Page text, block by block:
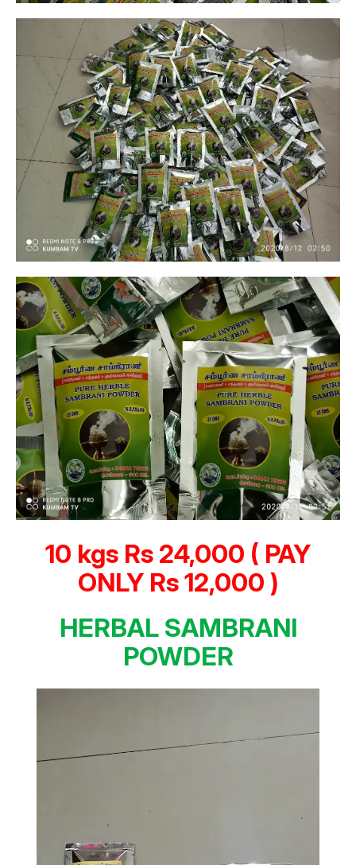
10 kgs Rs 24,000 ( PAY
ONLY Rs 12,000 )
HERBAL SAMBRANI
POWDER